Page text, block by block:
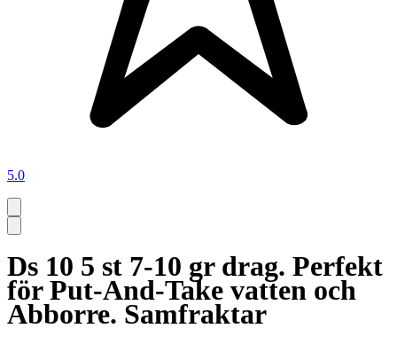
5.0
Ds 10 5 st 7-10 gr drag. Perfekt
för Put-And-Take vatten och
Abborre. Samfraktar